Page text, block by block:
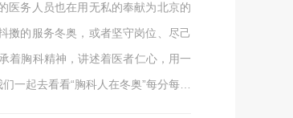
医务人员也在用无私的奉献为北京的
擞的服务冬奥，或者坚守岗位、尽己
着胸科精神，讲述着医者仁心，用一
一起去看看“胸科人在冬奥”每分每秒